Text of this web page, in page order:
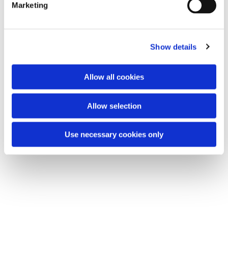
Marketing
Show details
Allow all cookies
Allow selection
Use necessary cookies only